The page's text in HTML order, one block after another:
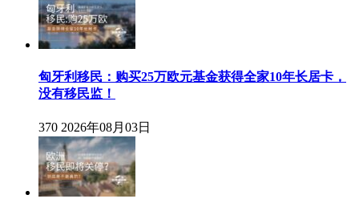
匈牙利移民：购买25万欧元基金获得全家10年长居卡，
没有移民监！
370 2026年08月03日